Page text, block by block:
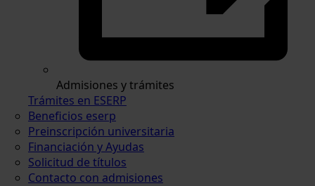
Admisiones y trámites
Trámites en ESERP
Beneficios eserp
Preinscripción universitaria
Financiación y Ayudas
Solicitud de títulos
Contacto con admisiones